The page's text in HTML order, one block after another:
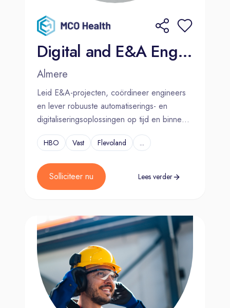
Digital and E&A Engineering Manager
Almere
Leid E&A-projecten, coördineer engineers
en lever robuuste automatiserings- en
digitaliseringsoplossingen op tijd en binnen
budget.
HBO Vast Flevoland ...
Solliciteer nu Lees verder